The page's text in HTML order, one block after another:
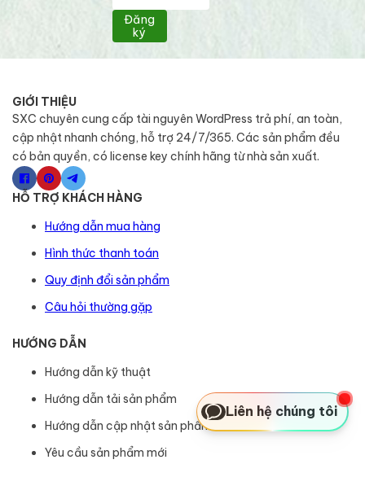
Đăng
ký
GIỚI THIỆU
SXC chuyên cung cấp tài nguyên WordPress trả phí, an toàn,
cập nhật nhanh chóng, hỗ trợ 24/7/365. Các sản phẩm đều
có bản quyền, có license key chính hãng từ nhà sản xuất.
HỖ TRỢ KHÁCH HÀNG
Hướng dẫn mua hàng
Hình thức thanh toán
Quy định đổi sản phẩm
Câu hỏi thường gặp
HƯỚNG DẪN
Hướng dẫn kỹ thuật
Hướng dẫn tải sản phẩm
Hướng dẫn cập nhật sản phẩm
Yêu cầu sản phẩm mới
Liên hệ chúng tôi